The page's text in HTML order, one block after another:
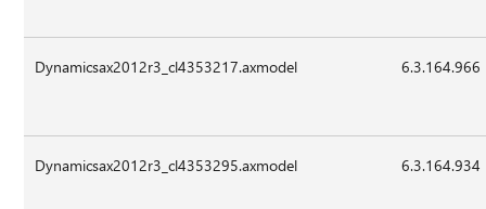
Dynamicsax2012r3_cl4353217.axmodel 6.3.164.966
Dynamicsax2012r3_cl4353295.axmodel 6.3.164.934